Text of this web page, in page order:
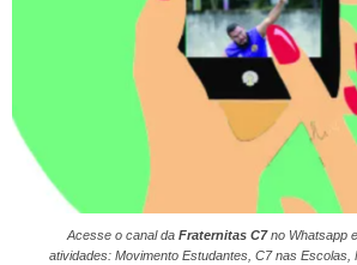
Acesse o canal da Fraternitas C7no Whatsapp
atividades: Movimento Estudantes, C7 nas Escolas,